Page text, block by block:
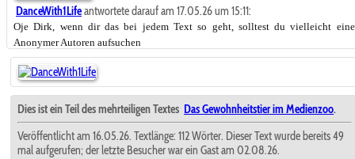
DanceWith1Lifeantwortete darauf am 17.05.26 um 15:11:
Oje Dirk, wenn dir das bei jedem Text so geht, solltest du vielleicht
Anonymer Autoren aufsuchen
Dies ist ein Teil des mehrteiligen Textes Das Gewohnheitstier im Medienzoo.
Veröffentlicht am 16.05.26. Textlänge: 112 Wörter. Dieser Text wurde bereits 49
mal aufgerufen; der letzte Besucher war ein Gast am 02.08.26.